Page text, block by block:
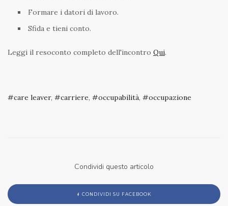
Formare i datori di lavoro.
Sfida e tieni conto.
Leggi il resoconto completo dell'incontro Qui.
care leaver, carriere, occupabilità, occupazione
Condividi questo articolo
CONDIVIDI SU FACEBOOK